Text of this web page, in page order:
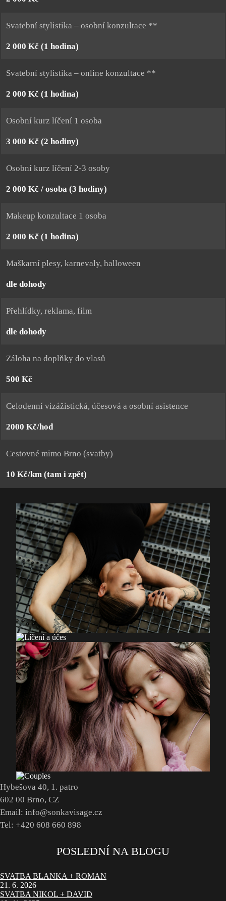
Svatební stylistika – osobní konzultace **
2 000 Kč (1 hodina)
Svatební stylistika – online konzultace **
2 000 Kč (1 hodina)
Osobní kurz líčení 1 osoba
3 000 Kč (2 hodiny)
Osobní kurz líčení 2-3 osoby
2 000 Kč / osoba (3 hodiny)
Makeup konzultace 1 osoba
2 000 Kč (1 hodina)
Maškarní plesy, karnevaly, halloween
dle dohody
Přehlídky, reklama, film
dle dohody
Záloha na doplňky do vlasů
500 Kč
Celodenní vizážistická, účesová a osobní asistence
2000 Kč/hod
Cestovné mimo Brno (svatby)
10 Kč/km (tam i zpět)
Hybešova 40, 1. patro
602 00 Brno, CZ
Email: info@sonkavisage.cz
Tel: +420 608 660 898
POSLEDNÍ NA BLOGU
SVATBA BLANKA + ROMAN
21. 6. 2026
SVATBA NIKOL + DAVID